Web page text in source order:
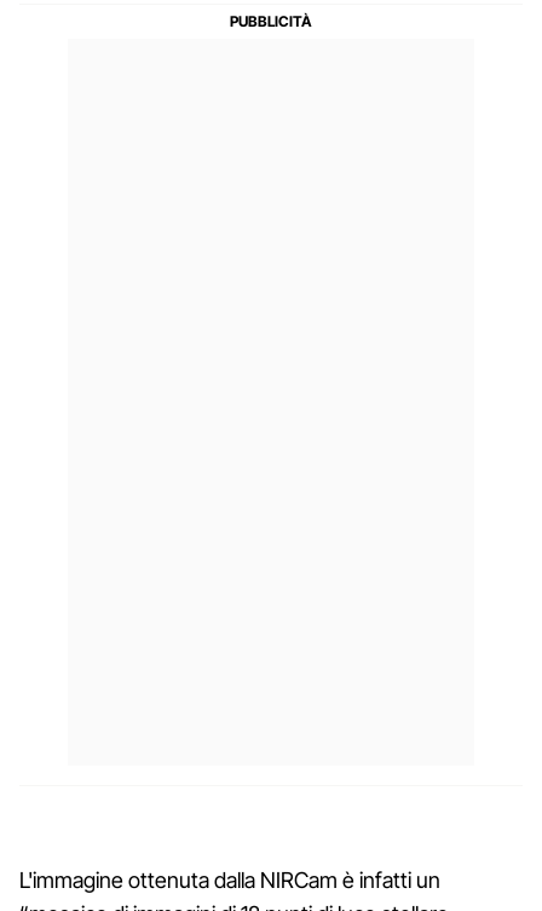
L'immagine ottenuta dalla NIRCam è infatti un